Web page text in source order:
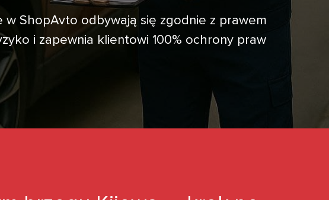
ShopAvto odbywają się zgodnie z prawem
i zapewnia klientowi 100% ochrony praw